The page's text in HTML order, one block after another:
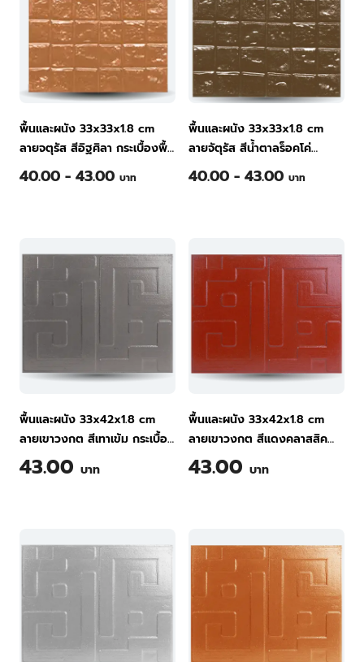
พื้นและผนัง 33x33x1.8 cm
ลายจตุรัส สีอิฐศิลา กระเบื้องพื้น
คอนกรีต ทีพีไอ
40.00 - 43.00 บาท
พื้นและผนัง 33x33x1.8 cm
ลายจัตุรัส สีน้ำตาลร็อคโค่
กระเบื้องพื้นคอนกรีต ทีพีไอ
40.00 - 43.00 บาท
พื้นและผนัง 33x42x1.8 cm
ลายเขาวงกต สีเทาเข้ม กระเบื้อง
พื้นคอนกรีต ทีพีไอ
43.00 บาท
พื้นและผนัง 33x42x1.8 cm
ลายเขาวงกต สีแดงคลาสสิค
กระเบื้องพื้นคอนกรีต ทีพีไอ
43.00 บาท